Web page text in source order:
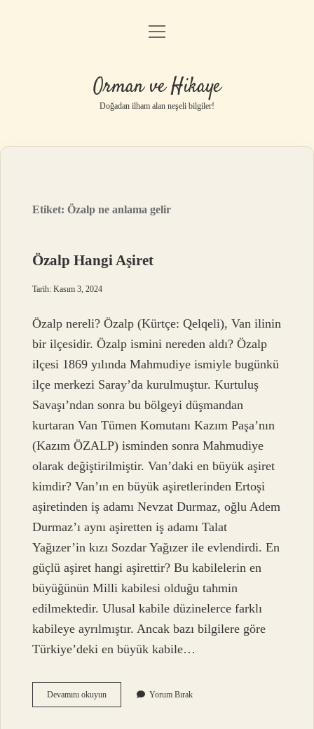
Anasayfa
Yasal Uyarı
menüyü
Orman ve Hikaye
Doğadan ilham alan neşeli bilgiler!
Etiket:Özalp ne anlama gelir
Özalp Hangi Aşiret
Tarih: Kasım 3, 2024
Özalp nereli? Özalp (Kürtçe: Qelqeli), Van ilinin
bir ilçesidir. Özalp ismini nereden aldı? Özalp
ilçesi 1869 yılında Mahmudiye ismiyle bugünkü
ilçe merkezi Saray’da kurulmuştur. Kurtuluş
Savaşı’ndan sonra bu bölgeyi düşmandan
kurtaran Van Tümen Komutanı Kazım Paşa’nın
(Kazım ÖZALP) isminden sonra Mahmudiye
olarak değiştirilmiştir. Van’daki en büyük aşiret
kimdir? Van’ın en büyük aşiretlerinden Ertoşi
aşiretinden iş adamı Nevzat Durmaz, oğlu Adem
Durmaz’ı aynı aşiretten iş adamı Talat
Yağızer’in kızı Sozdar Yağızer ile evlendirdi. En
güçlü aşiret hangi aşirettir? Bu kabilelerin en
büyüğünün Milli kabilesi olduğu tahmin
edilmektedir. Ulusal kabile düzinelerce farklı
kabileye ayrılmıştır. Ancak bazı bilgilere göre
Türkiye’deki en büyük kabile…
Devamını okuyunÖzalp
Hangi
Yorum Bırak